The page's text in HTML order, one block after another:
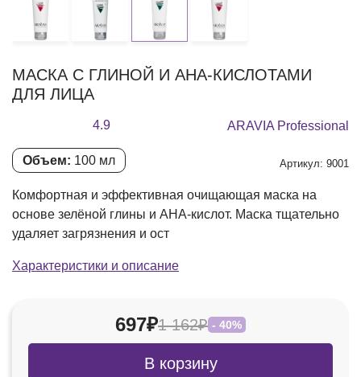
МАСКА С ГЛИНОЙ И AHA-КИСЛОТАМИ
ДЛЯ ЛИЦА
4.9 ARAVIA Professional
Объем: 100 мл Артикул: 9001
Комфортная и эффективная очищающая маска на
основе зелёной глины и AHA-кислот. Маска тщательно
удаляет загрязнения и ост
Характеристики и описание
697₽1 162₽ - 40%
В корзину